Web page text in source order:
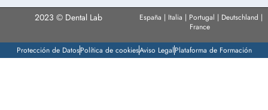
2023 © Dental Lab
España | Italia | Portugal | Deutschland |
France
Protección de DatosPolítica de cookiesAviso LegalPlataforma de Formación